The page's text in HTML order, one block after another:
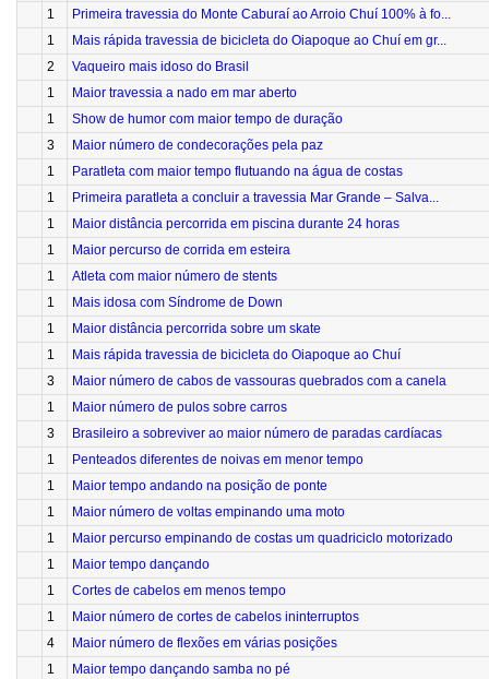
1
Primeira travessia do Monte Caburaí ao Arroio Chuí 100% à fo...
1
Mais rápida travessia de bicicleta do Oiapoque ao Chuí em gr...
2
Vaqueiro mais idoso do Brasil
1
Maior travessia a nado em mar aberto
1
Show de humor com maior tempo de duração
3
Maior número de condecorações pela paz
1
Paratleta com maior tempo flutuando na água de costas
1
Primeira paratleta a concluir a travessia Mar Grande – Salva...
1
Maior distância percorrida em piscina durante 24 horas
1
Maior percurso de corrida em esteira
1
Atleta com maior número de stents
1
Mais idosa com Síndrome de Down
1
Maior distância percorrida sobre um skate
1
Mais rápida travessia de bicicleta do Oiapoque ao Chuí
3
Maior número de cabos de vassouras quebrados com a canela
1
Maior número de pulos sobre carros
3
Brasileiro a sobreviver ao maior número de paradas cardíacas
1
Penteados diferentes de noivas em menor tempo
1
Maior tempo andando na posição de ponte
1
Maior número de voltas empinando uma moto
1
Maior percurso empinando de costas um quadriciclo motorizado
1
Maior tempo dançando
1
Cortes de cabelos em menos tempo
1
Maior número de cortes de cabelos ininterruptos
4
Maior número de flexões em várias posições
1
Maior tempo dançando samba no pé